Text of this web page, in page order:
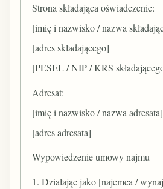
Strona składająca oświadczenie:
[imię i nazwisko / nazwa
[adres składającego]
[PESEL / NIP / KRS
Adresat:
[imię i nazwisko / nazwa adresata]
[adres adresata]
Wypowiedzenie umowy najmu
1. Działając jako [najemca /